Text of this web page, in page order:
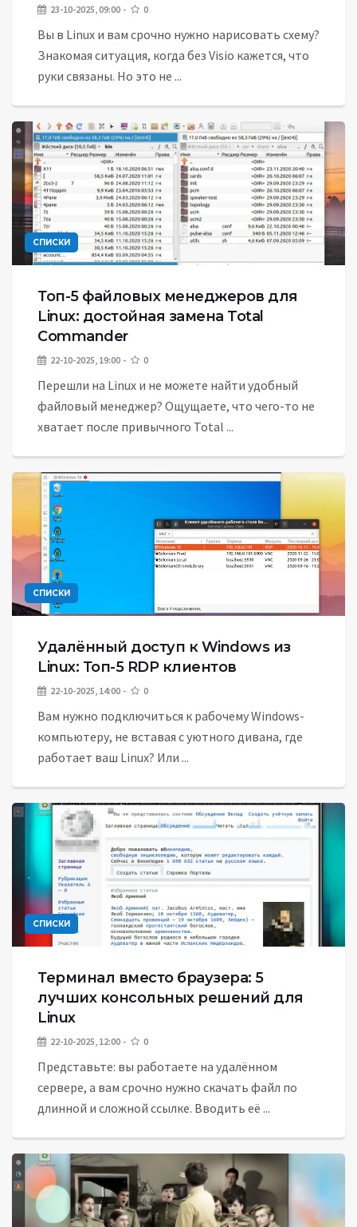
23-10-2025, 09:00 0
Вы в Linux и вам срочно нужно нарисовать схему?
Знакомая ситуация, когда без Visio кажется, что
руки связаны. Но это не ...
СПИСКИ
Топ-5 файловых менеджеров для
Linux: достойная замена Total
Commander
22-10-2025, 19:00 0
Перешли на Linux и не можете найти удобный
файловый менеджер? Ощущаете, что чего-то не
хватает после привычного Total ...
СПИСКИ
Удалённый доступ к Windows из
Linux: Топ-5 RDP клиентов
22-10-2025, 14:00 0
Вам нужно подключиться к рабочему Windows-
компьютеру, не вставая с уютного дивана, где
работает ваш Linux? Или ...
СПИСКИ
Терминал вместо браузера: 5
лучших консольных решений для
Linux
22-10-2025, 12:00 0
Представьте: вы работаете на удалённом
сервере, а вам срочно нужно скачать файл по
длинной и сложной ссылке. Вводить её ...